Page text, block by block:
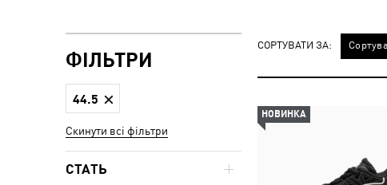
СОРТУВАТИ ЗА:
НОВИНКА
ФІЛЬТРИ
44.5
Скинути всі фільтри
СТАТЬ